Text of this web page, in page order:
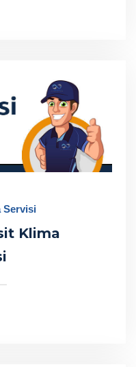
Servisi
Klima